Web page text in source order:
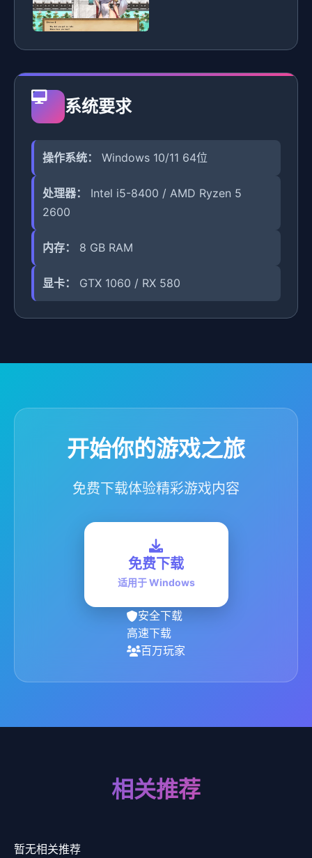
系统要求
操作系统： Windows 10/11 64位
处理器：
Intel i5-8400 / AMD Ryzen 5
2600
内存： 8 GB RAM
显卡： GTX 1060 / RX 580
开始你的游戏之旅
免费下载体验精彩游戏内容
免费下载
适用于 Windows
安全下载
高速下载
百万玩家
相关推荐
暂无相关推荐